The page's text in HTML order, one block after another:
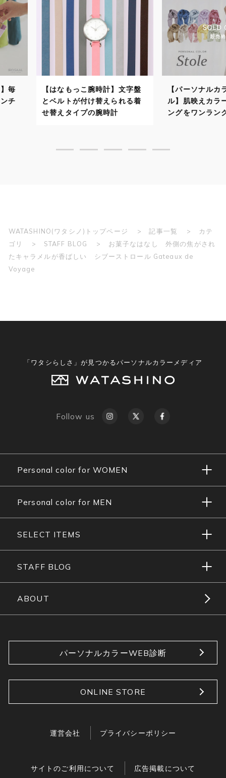
文字盤
れる着
【パーソナルカラーストー
ル】肌映えカラーでスタイリ
ングをワンランクアップ！
【パーソ
自分に似
で顔映り
WATASHINO(ワタシノ)トップページ 記事一覧
カテ
ゴリ
STAFF BLOG
お菓子なはなし 外側の焦がされ
たキャラメルが香ばしい シブーストロール Gateaux de
Voyage
「ワタシらしさ」が見つかるパーソナルカラーメディア
Follow us
Personal color for WOMEN
Personal color for MEN
SELECT ITEMS
STAFF BLOG
ABOUT
パーソナルカラーWEB診断
ONLINE STORE
運営会社 プライバシーポリシー
サイトのご利用について 広告掲載について